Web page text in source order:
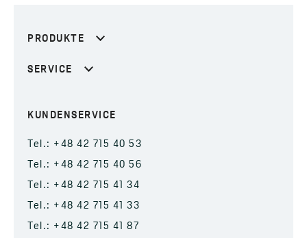
PRODUKTE
SERVICE
KUNDENSERVICE
Tel.: +48 42 715 40 53
Tel.: +48 42 715 40 56
Tel.: +48 42 715 41 34
Tel.: +48 42 715 41 33
Tel.: +48 42 715 41 87